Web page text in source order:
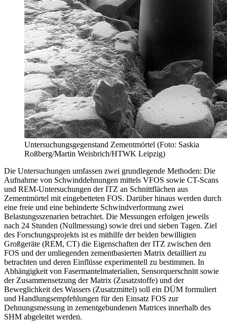
Untersuchungsgegenstand Zementmörtel (Foto: Saskia
Roßberg/Martin Weisbrich/HTWK Leipzig)
Die Untersuchungen umfassen zwei grundlegende Methoden: Die
Aufnahme von Schwinddehnungen mittels VFOS sowie CT-Scans
und REM-Untersuchungen der ITZ an Schnittflächen aus
Zementmörtel mit eingebetteten FOS. Darüber hinaus werden durch
eine freie und eine behinderte Schwindverformung zwei
Belastungsszenarien betrachtet. Die Messungen erfolgen jeweils
nach 24 Stunden (Nullmessung) sowie drei und sieben Tagen. Ziel
des Forschungsprojekts ist es mithilfe der beiden bewilligten
Großgeräte (REM, CT) die Eigenschaften der ITZ zwischen den
FOS und der umliegenden zementbasierten Matrix detailliert zu
betrachten und deren Einflüsse experimentell zu bestimmen. In
Abhängigkeit von Fasermantelmaterialien, Sensorquerschnitt sowie
der Zusammensetzung der Matrix (Zusatzstoffe) und der
Beweglichkeit des Wassers (Zusatzmittel) soll ein DÜM formuliert
und Handlungsempfehlungen für den Einsatz FOS zur
Dehnungsmessung in zementgebundenen Matrices innerhalb des
SHM abgeleitet werden.